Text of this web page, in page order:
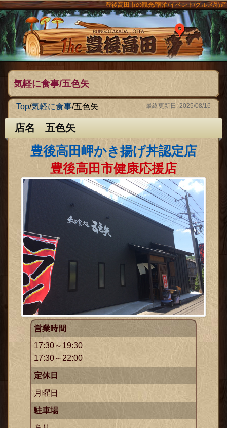
豊後高田市の観光/宿泊/イベント/グルメ/特産
The豊後
気軽に食事/五色矢
Top/気軽に食事/五色矢 最終更新日: 2025/08/16
店名 五色矢
豊後高田岬かき揚げ丼認定店
豊後高田市健康応援店
営業時間
17:30～19:30
17:30～22:00
定休日
月曜日
駐車場
メニュー